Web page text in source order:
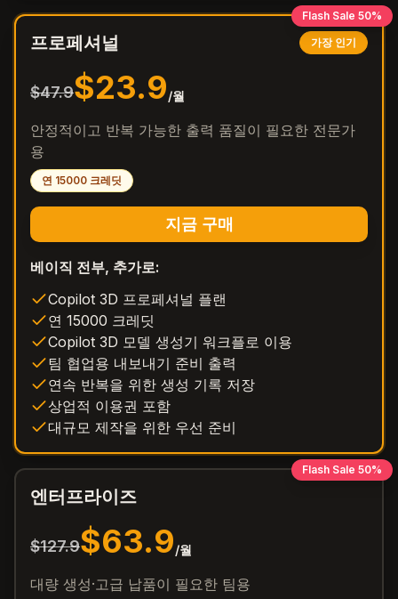
Flash Sale 50%
프로페셔널 가장 인기
$47.9$23.9/월
안정적이고 반복 가능한 출력 품질이 필요한 전문가
용
연 15000 크레딧
지금 구매
베이직 전부, 추가로:
Copilot 3D 프로페셔널 플랜
연 15000 크레딧
Copilot 3D 모델 생성기 워크플로 이용
팀 협업용 내보내기 준비 출력
연속 반복을 위한 생성 기록 저장
상업적 이용권 포함
대규모 제작을 위한 우선 준비
Flash Sale 50%
엔터프라이즈
$127.9$63.9/월
대량 생성·고급 납품이 필요한 팀용